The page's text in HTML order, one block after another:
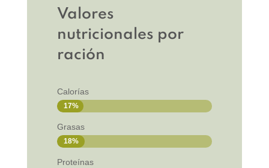
Valores
nutricionales por
ración
Calorías
17%
17%
Grasas
18%
18%
Proteínas